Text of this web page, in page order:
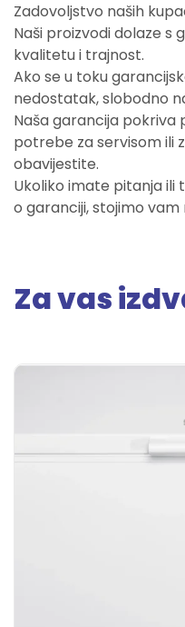
Zadovoljstvo naših
Naši proizvodi dolaze s
kvalitetu i trajnost.
Ako se u toku
nedostatak, slobodno
Naša garancija pokriva
potrebe za servisom ili
obavijestite.
Ukoliko imate pitanja
o garanciji, stojimo
Za vas